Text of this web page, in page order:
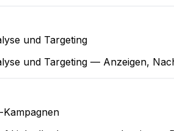
und Targeting
und Targeting — Anzeigen,
Kampagnen